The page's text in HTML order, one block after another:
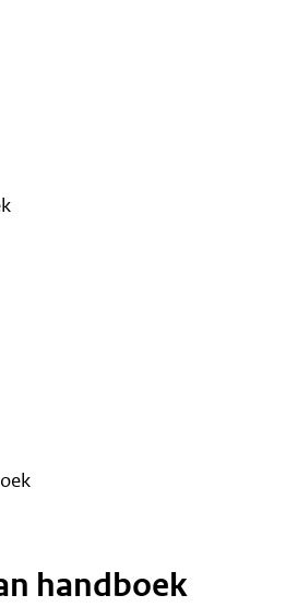
handboek